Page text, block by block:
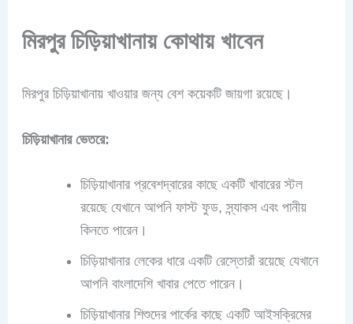
মিরপুর চিড়িয়াখানায় কোথায় খাবেন
মিরপুর চিড়িয়াখানায় খাওয়ার জন্য বেশ কয়েকটি জায়গা রয়েছে।
চিড়িয়াখানার ভেতরে:
চিড়িয়াখানার প্রবেশদ্বারের কাছে একটি খাবারের স্টল
রয়েছে যেখানে আপনি ফাস্ট ফুড, স্ন্যাকস এবং পানীয়
কিনতে পারেন।
চিড়িয়াখানার লেকের ধারে একটি রেস্তোরাঁ রয়েছে যেখানে
আপনি বাংলাদেশি খাবার পেতে পারেন।
চিড়িয়াখানার শিশুদের পার্কের কাছে একটি আইসক্রিমের